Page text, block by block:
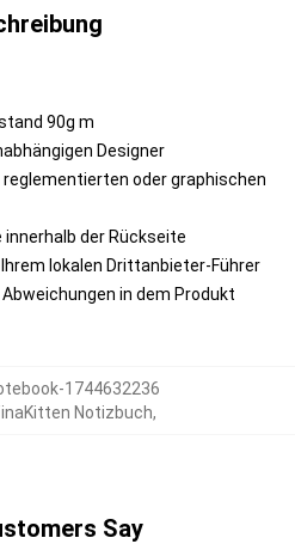
90g m
Designer
reglementierten oder graphischen
der Rückseite
lokalen Drittanbieter-Führer
in dem Produkt
1744632236
Notizbuch,
Say